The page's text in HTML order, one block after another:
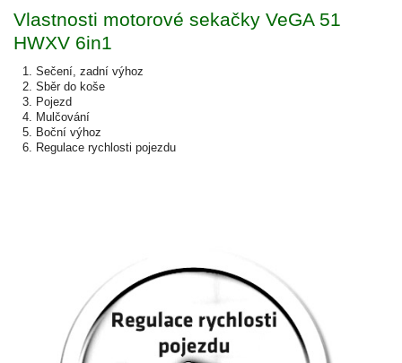
Vlastnosti motorové sekačky VeGA 51
HWXV 6in1
Sečení, zadní výhoz
Sběr do koše
Pojezd
Mulčování
Boční výhoz
Regulace rychlosti pojezdu